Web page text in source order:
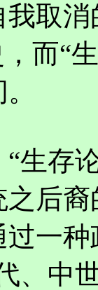
取
而“
生存
后
一
、中